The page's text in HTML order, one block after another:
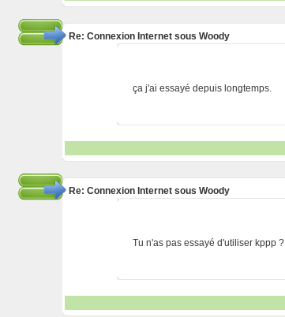
Re: Connexion Internet sous Woody
ça j'ai essayé depuis longtemps.
Re: Connexion Internet sous Woody
Tu n'as pas essayé d'utiliser kppp ?